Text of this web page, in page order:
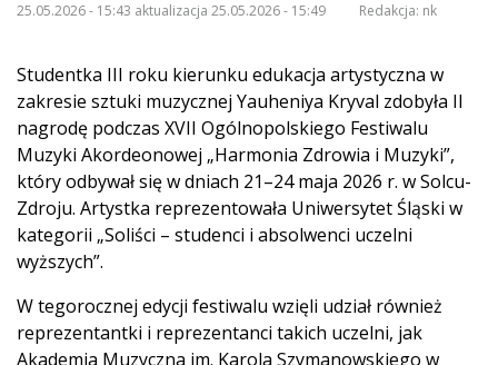
25.05.2026 - 15:43 aktualizacja 25.05.2026 - 15:49 Redakcja: nk
Studentka III roku kierunku edukacja artystyczna w
zakresie sztuki muzycznej Yauheniya Kryval zdobyła II
nagrodę podczas XVII Ogólnopolskiego Festiwalu
Muzyki Akordeonowej „Harmonia Zdrowia i Muzyki”,
który odbywał się w dniach 21–24 maja 2026 r. w Solcu-
Zdroju. Artystka reprezentowała Uniwersytet Śląski w
kategorii „Soliści – studenci i absolwenci uczelni
wyższych”.
W tegorocznej edycji festiwalu wzięli udział również
reprezentantki i reprezentanci takich uczelni, jak
Akademia Muzyczna im. Karola Szymanowskiego w